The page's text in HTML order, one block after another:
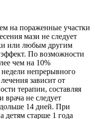
на пораженные участки
мази не следует
или любым другим
По возможности
чем на 10%
недели непрерывного
зависит от
терапии, составляя
врача не следует
дольше 14 дней. При
детям старше 1 года